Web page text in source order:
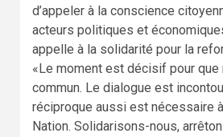
d’appeler à la conscience
acteurs politiques et
appelle à la solidarité pour la
«Le moment est décisif pour
commun. Le dialogue est
réciproque aussi est nécessaire
Nation. Solidarisons-nous,